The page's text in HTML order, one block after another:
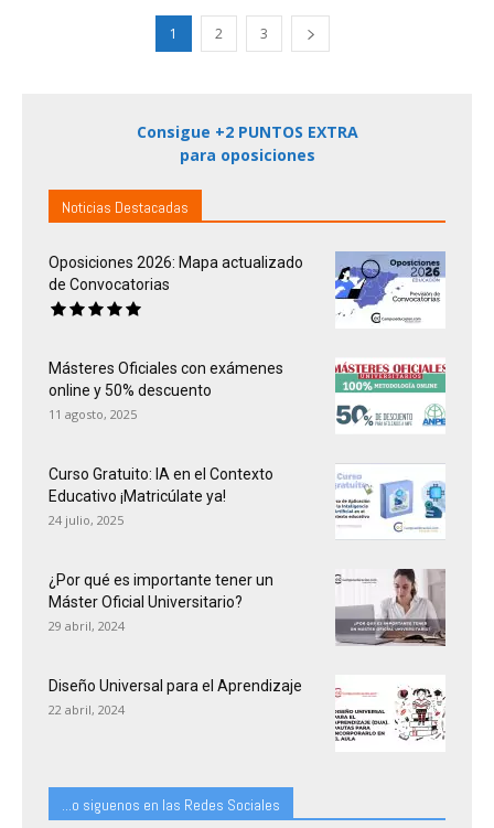
1 2 3
Consigue +2 PUNTOS EXTRA
para oposiciones
Noticias Destacadas
Oposiciones 2026: Mapa actualizado
de Convocatorias
Másteres Oficiales con exámenes
online y 50% descuento
11 agosto, 2025
Curso Gratuito: IA en el Contexto
Educativo ¡Matricúlate ya!
24 julio, 2025
¿Por qué es importante tener un
Máster Oficial Universitario?
29 abril, 2024
Diseño Universal para el Aprendizaje
22 abril, 2024
...o siguenos en las Redes Sociales